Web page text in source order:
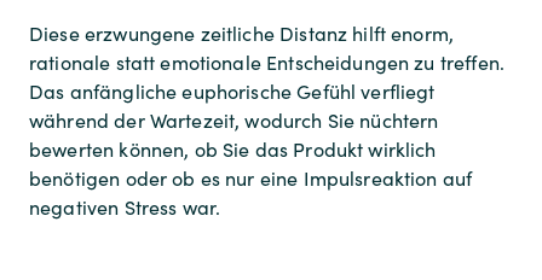
Diese erzwungene zeitliche Distanz hilft enorm,
rationale statt emotionale Entscheidungen zu treffen.
Das anfängliche euphorische Gefühl verfliegt
während der Wartezeit, wodurch Sie nüchtern
bewerten können, ob Sie das Produkt wirklich
benötigen oder ob es nur eine Impulsreaktion auf
negativen Stress war.